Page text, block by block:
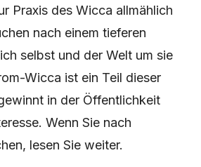
Praxis des Wicca allmählich
nach einem tieferen
selbst und der Welt um sie
Wicca ist ein Teil dieser
in der Öffentlichkeit
Wenn Sie nach
lesen Sie weiter.